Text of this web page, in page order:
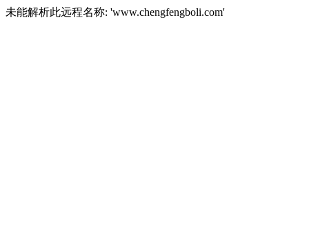
未能解析此远程名称: 'www.chengfengboli.com'